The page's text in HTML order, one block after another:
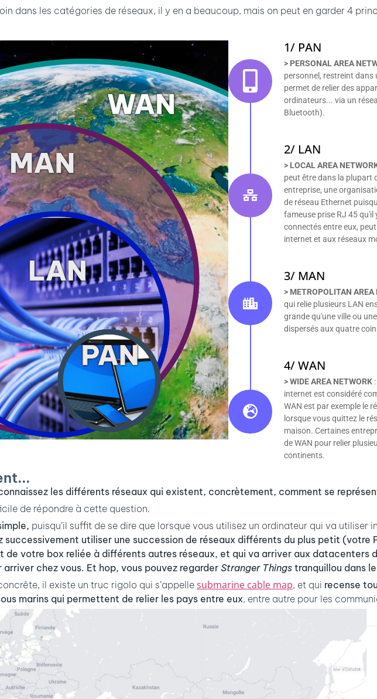
dans les catégories de réseaux, il y en a beaucoup, mais on peut en garder 4
1/ PAN
> PERSONAL AREA
personnel, restreint dans
permet de relier des
ordinateurs... via un
Bluetooth).
2/ LAN
> LOCAL AREA
peut être dans la plupart
entreprise, une
de réseau Ethernet
fameuse prise RJ 45 qu'il
connectés entre eux,
internet et aux réseaux
3/ MAN
> METROPOLITAN AREA
qui relie plusieurs LAN
grande qu'une ville ou
dispersés aux quatre
4/ WAN
> WIDE AREA NETWORK
internet est considéré
WAN est par exemple le
lorsque vous quittez le
maison. Certaines
de WAN pour relier
continents.
les différents réseaux qui existent, concrètement, comment se
de répondre à cette question.
puisqu’il suffit de se dire que lorsque vous utilisez un ordinateur qui va utiliser
successivement utiliser une succession de réseaux différents du plus petit (votre
de votre box reliée à différents autres réseaux, et qui va arriver aux datacenters
arriver chez vous. Et hop, vous pouvez regarder Stranger Things tranquillou dans
il existe un truc rigolo qui s’appelle submarine cable map, et qui recense
marins qui permettent de relier les pays entre eux, entre autre pour les